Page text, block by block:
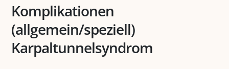
Komplikationen
(allgemein/speziell)
Karpaltunnelsyndrom